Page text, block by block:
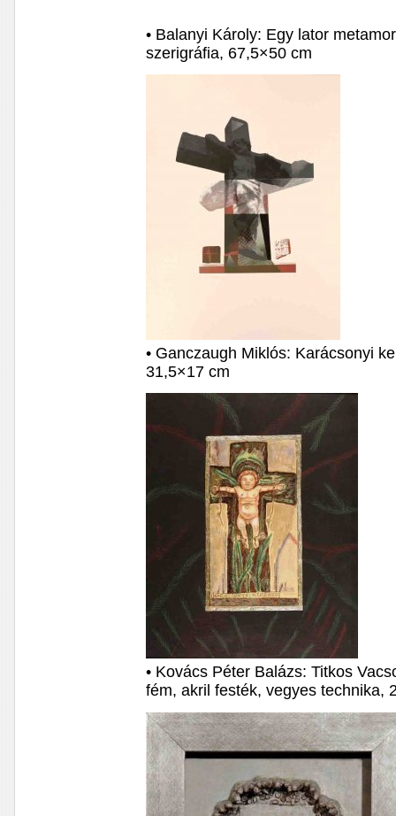
• Balanyi Károly: Egy lator
szerigráfia, 67,5×50 cm
• Ganczaugh Miklós: Karácsonyi
31,5×17 cm
• Kovács Péter Balázs: Titkos
fém, akril festék, vegyes technika,